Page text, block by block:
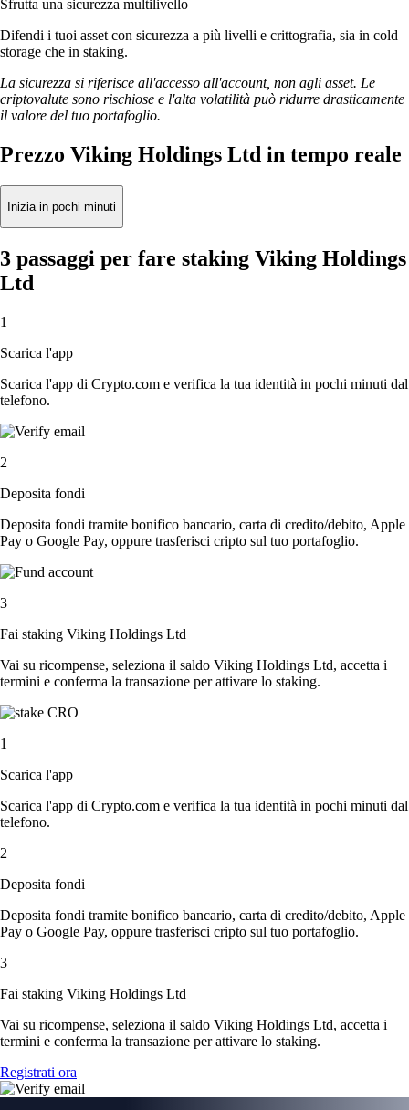
Sfrutta una sicurezza multilivello
Difendi i tuoi asset con sicurezza a più livelli e crittografia, sia in cold
storage che in staking.
La sicurezza si riferisce all'accesso all'account, non agli asset. Le
criptovalute sono rischiose e l'alta volatilità può ridurre drasticamente
il valore del tuo portafoglio.
Prezzo Viking Holdings Ltd in tempo reale
Inizia in pochi minuti
3 passaggi per fare staking Viking Holdings
Ltd
1
Scarica l'app
Scarica l'app di Crypto.com e verifica la tua identità in pochi minuti dal
telefono.
2
Deposita fondi
Deposita fondi tramite bonifico bancario, carta di credito/debito, Apple
Pay o Google Pay, oppure trasferisci cripto sul tuo portafoglio.
3
Fai staking Viking Holdings Ltd
Vai su ricompense, seleziona il saldo Viking Holdings Ltd, accetta i
termini e conferma la transazione per attivare lo staking.
1
Scarica l'app
Scarica l'app di Crypto.com e verifica la tua identità in pochi minuti dal
telefono.
2
Deposita fondi
Deposita fondi tramite bonifico bancario, carta di credito/debito, Apple
Pay o Google Pay, oppure trasferisci cripto sul tuo portafoglio.
3
Fai staking Viking Holdings Ltd
Vai su ricompense, seleziona il saldo Viking Holdings Ltd, accetta i
termini e conferma la transazione per attivare lo staking.
Registrati ora